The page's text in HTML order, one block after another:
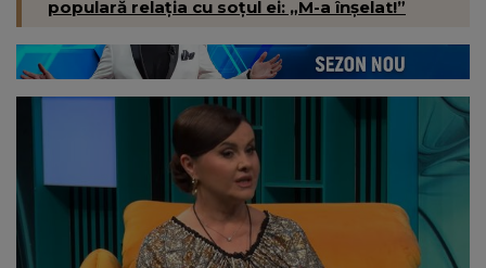
populară relația cu soțul ei: „M-a înșelat!”